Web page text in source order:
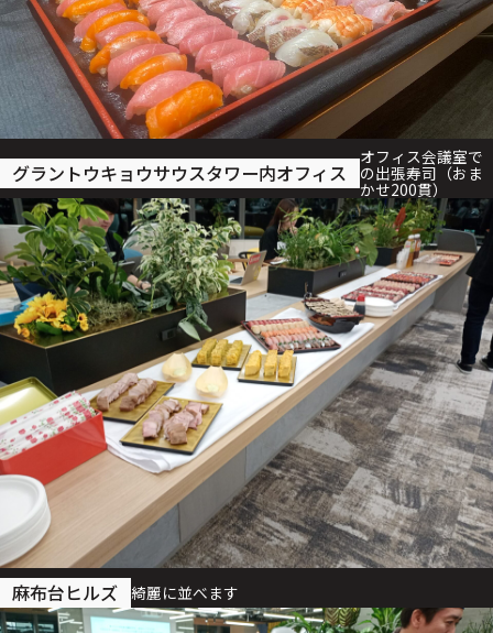
グラントウキョウサウスタワー内オフィス
オフィス会議室で
の出張寿司（おま
かせ200貫）
麻布台ヒルズ 綺麗に並べます